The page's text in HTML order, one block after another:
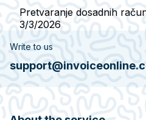
Pretvaranje dosadnih
3/3/2026
Write to us